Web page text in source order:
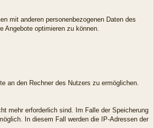
mit anderen personenbezogenen Daten des
optimieren zu können.
an den Rechner des Nutzers zu ermöglichen.
mehr erforderlich sind. Im Falle der Speicherung
In diesem Fall werden die IP-Adressen der